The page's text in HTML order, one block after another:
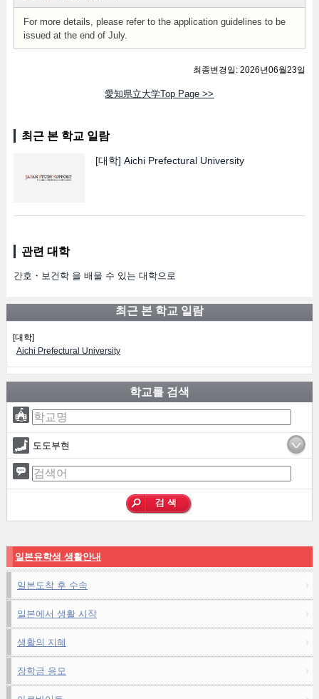
For more details, please refer to the application guidelines to be
issued at the end of July.
최종변경일: 2026년06월23일
愛知県立大学Top Page >>
최근 본 학교 일람
[대학] Aichi Prefectural University
관련 대학
간호・보건학 을 배울 수 있는 대학으로
최근 본 학교 일람
[대학]
Aichi Prefectural University
학교를 검색
도도부현
일본유학생 생활안내
일본도착 후 수속
일본에서 생활 시작
생활의 지혜
장학금 응모